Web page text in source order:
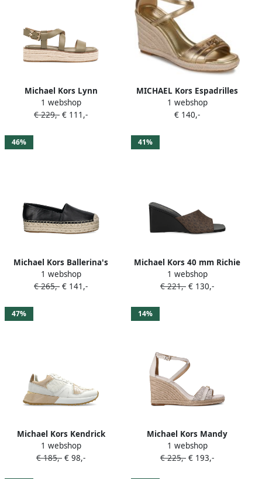
Michael Kors Lynn
espadrilles Groen
1 webshop
€ 229,- € 111,-
MICHAEL Kors Espadrilles
MANDY WEDGE
1 webshop
€ 140,-
46%
Michael Kors Ballerina's
met monogram-patroon
Bruin
1 webshop
€ 265,- € 141,-
41%
Michael Kors 40 mm Richie
espadrilles Bruin
1 webshop
€ 221,- € 130,-
47%
Michael Kors Kendrick
Empire espadrilles Wit
1 webshop
€ 185,- € 98,-
14%
Michael Kors Mandy
espadrilles Beige
1 webshop
€ 225,- € 193,-